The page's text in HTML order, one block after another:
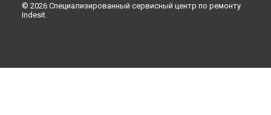
© 2026 Специализированный сервисный центр по ремонту
Indesit.